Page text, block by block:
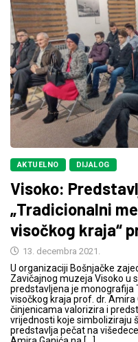
AKTUELNO DIJALOG
Visoko:
„Tradicionalni
visočkog kraja“
13. decembra 2021.
U organizaciji Bošnjačke
Zavičajnog muzeja Visoko u
predstavljena je monografija
visočkog kraja prof. dr.
činjenicama valorizira i
vrijednosti koje simboliziraju
predstavlja pečat na